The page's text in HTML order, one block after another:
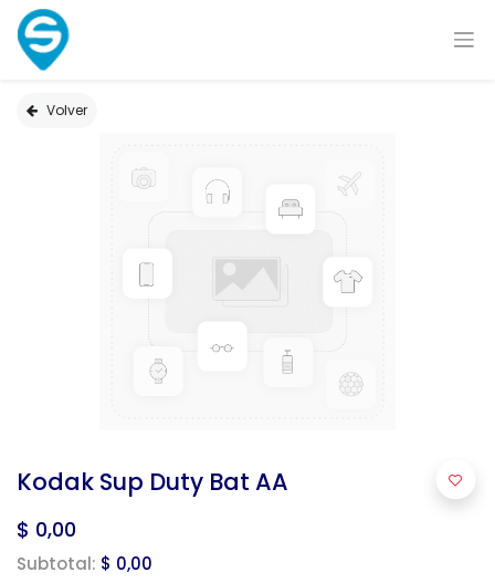
Volver
Kodak Sup Duty Bat AA
$ 0,00
Subtotal: $ 0,00